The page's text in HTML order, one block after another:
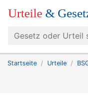
Urteile &
Startseite Urteile